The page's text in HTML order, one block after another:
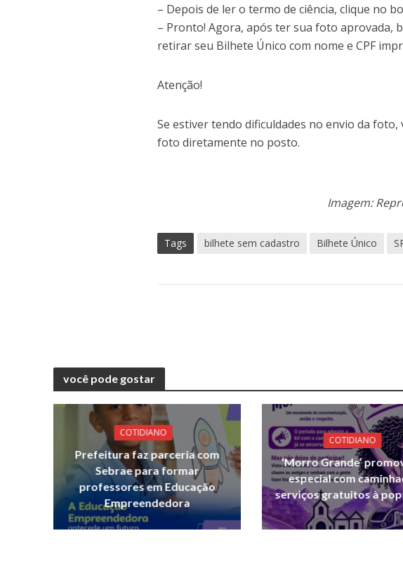
– Depois de ler o termo de ciência, clique no
– Pronto! Agora, após ter sua foto aprovada,
retirar seu Bilhete Único com nome e CPF
Atenção!
Se estiver tendo dificuldades no envio da
foto diretamente no posto.
Imagem:
Tags bilhete sem cadastro Bilhete Único
você pode gostar
COTIDIANO
Prefeitura faz parceria com
Sebrae para formar
professores em Educação
Empreendedora
COTIDIANO
‘Morro Grande’
especial com
serviços gratuitos à